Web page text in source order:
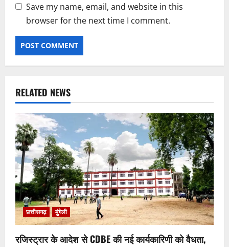
Save my name, email, and website in this
browser for the next time I comment.
RELATED NEWS
छत्तीसगढ़ मुंगेली
रजिस्ट्रार के आदेश से CDBE की नई कार्यकारिणी को वैधता,